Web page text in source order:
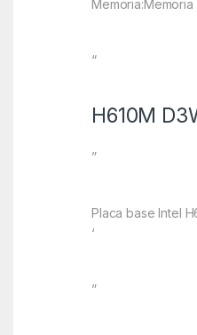
Memoria:Memoria
“
H610M
”
Placa base Intel
‘
”